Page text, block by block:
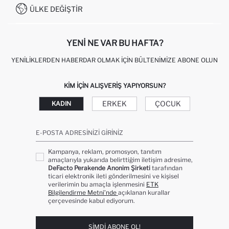
KAMPANYALAR
0850 333 22 86
ÜLKE DEĞIŞTIR
YENI NE VAR BU HAFTA?
YENILIKLERDEN HABERDAR OLMAK İÇIN BÜLTENIMIZE ABONE OLUN
KIM IÇIN ALIŞVERIŞ YAPIYORSUN?
KADIN ERKEK ÇOCUK
E-POSTA ADRESINIZI GIRINIZ
Kampanya, reklam, promosyon, tanıtım
amaçlarıyla yukarıda belirttiğim iletişim adresime,
DeFacto Perakende Anonim Şirketi tarafından
ticari elektronik ileti gönderilmesini ve kişisel
verilerimin bu amaçla işlenmesini ETK
Bilgilendirme Metni’nde açıklanan kurallar
çerçevesinde kabul ediyorum.
ŞIMDI ABONE OL!